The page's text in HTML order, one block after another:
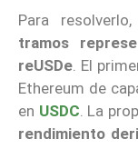
Para resolverlo,
tramos
reUSDe. El
Ethereum de
en USDC. La
rendimiento